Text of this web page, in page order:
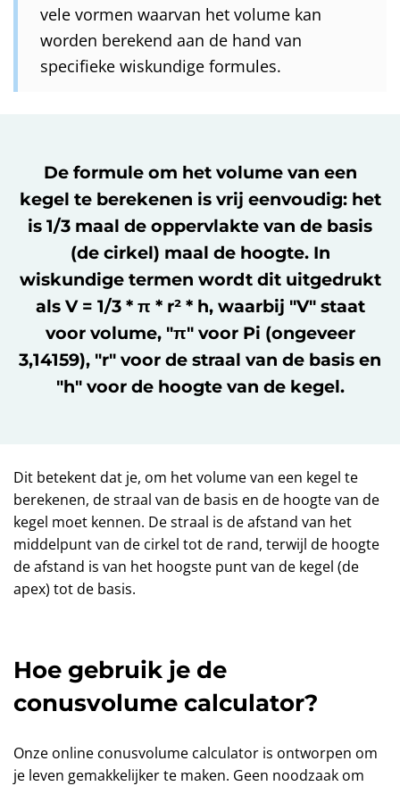
vele vormen waarvan het volume kan
worden berekend aan de hand van
specifieke wiskundige formules.
De formule om het volume van een
kegel te berekenen is vrij eenvoudig: het
is 1/3 maal de oppervlakte van de basis
(de cirkel) maal de hoogte. In
wiskundige termen wordt dit uitgedrukt
als V = 1/3 * π * r² * h, waarbij "V" staat
voor volume, "π" voor Pi (ongeveer
3,14159), "r" voor de straal van de basis en
"h" voor de hoogte van de kegel.
Dit betekent dat je, om het volume van een kegel te
berekenen, de straal van de basis en de hoogte van de
kegel moet kennen. De straal is de afstand van het
middelpunt van de cirkel tot de rand, terwijl de hoogte
de afstand is van het hoogste punt van de kegel (de
apex) tot de basis.
Hoe gebruik je de
conusvolume calculator?
Onze online conusvolume calculator is ontworpen om
je leven gemakkelijker te maken. Geen noodzaak om